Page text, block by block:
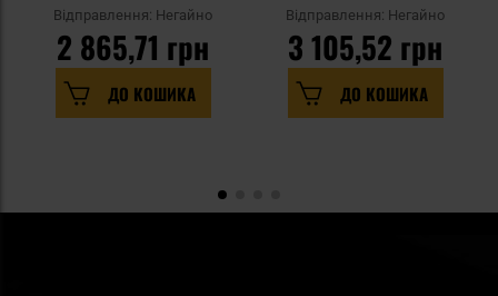
Shadow Grey
Відправлення: Негайно
2 865,71 грн
ДО КОШИКА
MultiCam
Відправлення: Негайно
3 105,52 грн
ДО КОШИКА